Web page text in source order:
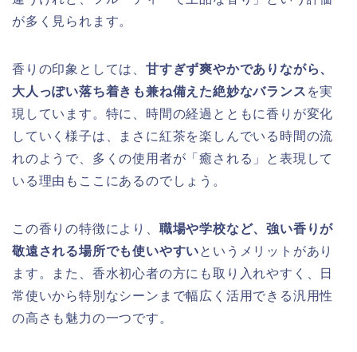
が多く見られます。
香りの印象としては、 甘すぎず爽やかでありながら、
大人っぽい落ち着きも兼ね備えた絶妙なバランス を実
現しています。特に、時間の経過とともに香りが変化
していく様子は、まさに紅茶を楽しんでいる時間の流
れのようで、多くの使用者が「癒される」と表現して
いる理由もここにあるのでしょう。
この香りの特徴により、 職場や学校など、強い香りが
敬遠される場所でも使いやすいというメリットがあり
ます。また、香水初心者の方にも取り入れやすく、日
常使いから特別なシーンまで幅広く活用できる汎用性
の高さも魅力の一つです。